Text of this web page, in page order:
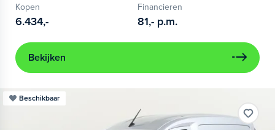
Kopen
6.434,-
Financieren
81,- p.m.
Bekijken
Beschikbaar